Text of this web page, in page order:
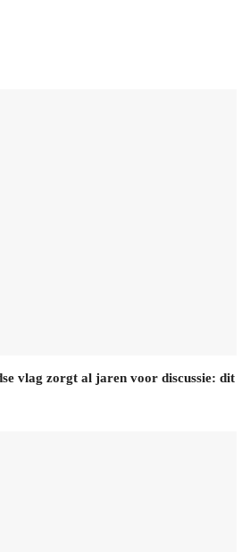
vlag zorgt al jaren voor discussie: dit